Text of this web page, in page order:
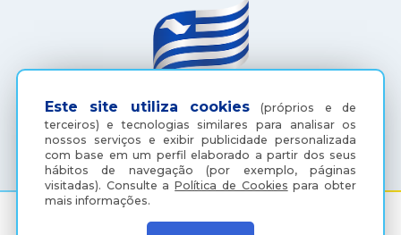
Este site utiliza cookies (próprios e de
terceiros) e tecnologias similares para analisar os
nossos serviços e exibir publicidade personalizada
com base em um perfil elaborado a partir dos seus
hábitos de navegação (por exemplo, páginas
visitadas). Consulte aPolítica de Cookies para obter
mais informações.
(18) 3607-6500